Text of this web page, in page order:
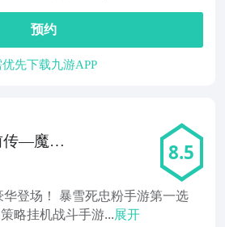
预约
优先下载九游APP
传—魔兽
玩创新
8.5
登场！ 暴雪死忠粉手游第一选
略挂机战斗手游...展开